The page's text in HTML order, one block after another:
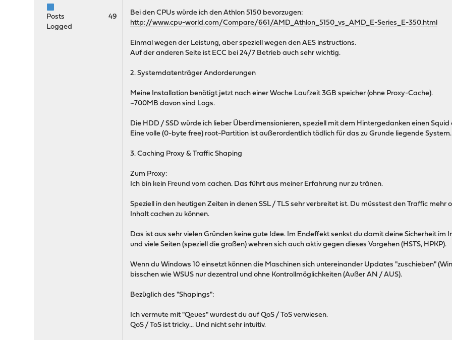
Posts
49
Logged
Bei den CPUs würde ich den Athlon 5150 bevorzugen:
http://www.cpu-world.com/Compare/661/AMD_Athlon_5150_vs_AMD_E-Series_E-350.html
Einmal wegen der Leistung, aber speziell wegen den AES instructions.
Auf der anderen Seite ist ECC bei 24/7 Betrieb auch sehr wichtig.
2. Systemdatenträger Andorderungen
Meine Installation benötigt jetzt nach einer Woche Laufzeit 3GB speicher (ohne Proxy-Cache).
~700MB davon sind Logs.
Die HDD / SSD würde ich lieber Überdimensionieren, speziell mit dem Hintergedanken einen Squid
Eine volle (0-byte free) root-Partition ist außerordentlich tödlich für das zu Grunde liegende System.
3. Caching Proxy & Traffic Shaping
Zum Proxy:
Ich bin kein Freund vom cachen. Das führt aus meiner Erfahrung nur zu tränen.
Speziell in den heutigen Zeiten in denen SSL / TLS sehr verbreitet ist. Du müsstest den Traffic
Inhalt cachen zu können.
Das ist aus sehr vielen Gründen keine gute Idee. Im Endeffekt senkst du damit deine Sicherheit im
und viele Seiten (speziell die großen) wehren sich auch aktiv gegen dieses Vorgehen (HSTS, HPKP).
Wenn du Windows 10 einsetzt können die Maschinen sich untereinander Updates "zuschieben"
bisschen wie WSUS nur dezentral und ohne Kontrollmöglichkeiten (Außer AN / AUS).
Bezüglich des "Shapings":
Ich vermute mit "Qeues" wurdest du auf QoS / ToS verwiesen.
QoS / ToS ist tricky... Und nicht sehr intuitiv.